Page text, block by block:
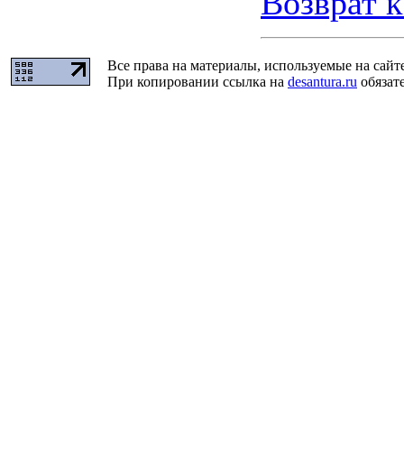
Все права на материалы, используемые на
При копировании ссылка на desantura.ru